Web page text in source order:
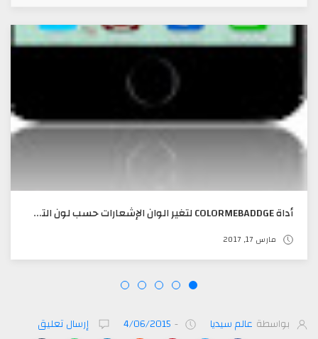
أداة COLORMEBADDGE لتغير الوان الإشعارات حسب لون التطبيق تدعم IOS 10
مارس 17, 2017
بواسطة عالم سيديا -
4/06/2015 إرسال تعليق